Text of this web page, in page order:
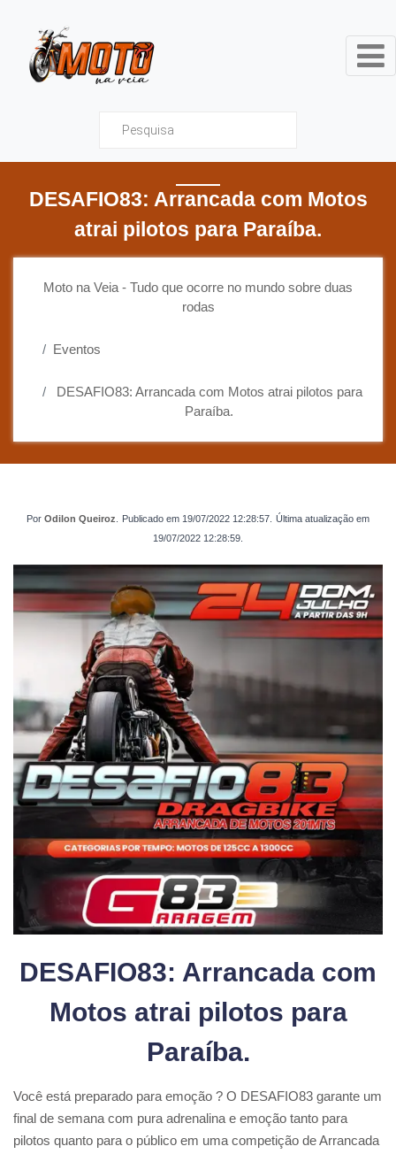
Moto na Veia - Tudo que
DESAFIO83: Arrancada com Motos
atrai pilotos para Paraíba.
Moto na Veia - Tudo que ocorre no mundo sobre duas
rodas
Eventos
DESAFIO83: Arrancada com Motos atrai pilotos para
Paraíba.
Por Odilon Queiroz Publicado em 19/07/2022 12:28:57 Última atualização em
19/07/2022 12:28:59
DESAFIO83: Arrancada com
Motos atrai pilotos para
Paraíba.
Você está preparado para emoção ? O DESAFIO83 garante um
final de semana com pura adrenalina e emoção tanto para
pilotos quanto para o público em uma competição de Arrancada